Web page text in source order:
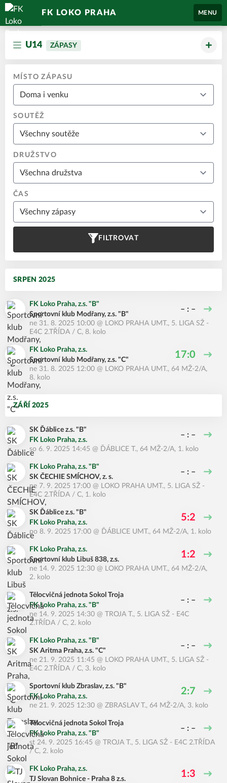
FK LOKO PRAHA MENU
U14 ZÁPASY
MÍSTO ZÁPASU
SOUTĚŽ
DRUŽSTVO
ČAS
FILTROVAT
SRPEN 2025
FK Loko Praha, z.s. "B"
Sportovní klub Modřany, z.s. "B"
– : –
ne 31. 8. 2025 10:00 @ LOKO PRAHA UMT., 5. LIGA SŽ -
E4C 2.TŘÍDA / C, 8. kolo
FK Loko Praha, z.s.
Sportovní klub Modřany, z.s. "C"
17:0
ne 31. 8. 2025 12:00 @ LOKO PRAHA UMT., 64 MŽ-2/A,
8. kolo
ZÁŘÍ 2025
SK Ďáblice z.s. "B"
FK Loko Praha, z.s.
– : –
so 6. 9. 2025 14:45 @ ĎÁBLICE T., 64 MŽ-2/A, 1. kolo
FK Loko Praha, z.s. "B"
SK ČECHIE SMÍCHOV, z. s.
– : –
ne 7. 9. 2025 17:00 @ LOKO PRAHA UMT., 5. LIGA SŽ -
E4C 2.TŘÍDA / C, 1. kolo
SK Ďáblice z.s. "B"
FK Loko Praha, z.s.
5:2
po 8. 9. 2025 17:00 @ ĎÁBLICE UMT., 64 MŽ-2/A, 1. kolo
FK Loko Praha, z.s.
Sportovní klub Libuš 838, z.s.
1:2
ne 14. 9. 2025 12:30 @ LOKO PRAHA UMT., 64 MŽ-2/A,
2. kolo
Tělocvičná jednota Sokol Troja
FK Loko Praha, z.s. "B"
– : –
ne 14. 9. 2025 14:30 @ TROJA T., 5. LIGA SŽ - E4C
2.TŘÍDA / C, 2. kolo
FK Loko Praha, z.s. "B"
SK Aritma Praha, z.s. "C"
– : –
ne 21. 9. 2025 11:45 @ LOKO PRAHA UMT., 5. LIGA SŽ -
E4C 2.TŘÍDA / C, 3. kolo
Sportovní klub Zbraslav, z.s. "B"
FK Loko Praha, z.s.
2:7
ne 21. 9. 2025 12:30 @ ZBRASLAV T., 64 MŽ-2/A, 3. kolo
Tělocvičná jednota Sokol Troja
FK Loko Praha, z.s. "B"
– : –
st 24. 9. 2025 16:45 @ TROJA T., 5. LIGA SŽ - E4C 2.TŘÍDA
/ C, 2. kolo
FK Loko Praha, z.s.
TJ Slovan Bohnice - Praha 8 z.s.
1:3